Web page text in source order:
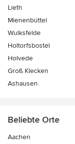
Lieth
Mienenbüttel
Wulksfelde
Holtorfsbostel
Holvede
Groß Klecken
Ashausen
Beliebte Orte
Aachen